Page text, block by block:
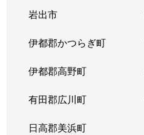
岩出市
伊都郡かつらぎ町
伊都郡高野町
有田郡広川町
日高郡美浜町